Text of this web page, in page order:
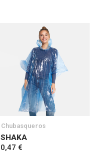
Chubasqueros
SHAKA
0,47 €